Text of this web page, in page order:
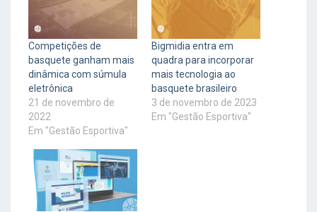
Competições de
basquete ganham mais
dinâmica com súmula
eletrônica
21 de novembro de
2022
Em "Gestão Esportiva"
Bigmidia entra em
quadra para incorporar
mais tecnologia ao
basquete brasileiro
3 de novembro de 2023
Em "Gestão Esportiva"